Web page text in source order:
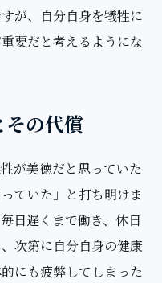
が、自分自身を犠牲に
要だと考えるようにな
の代償
が美徳だと思っていた
ていた」と打ち明けま
日遅くまで働き、休日
次第に自分自身の健康
にも疲弊してしまった